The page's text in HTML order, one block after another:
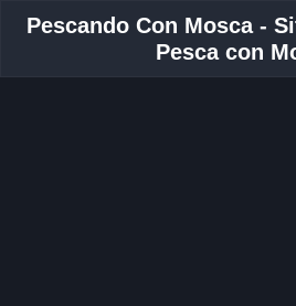
Pescando Con Mosca -
Pesca con